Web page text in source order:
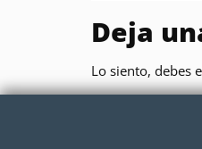
Deja
Lo siento, debes